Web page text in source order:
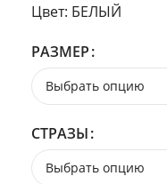
Цвет: БЕЛЫЙ
РАЗМЕР
СТРАЗЫ